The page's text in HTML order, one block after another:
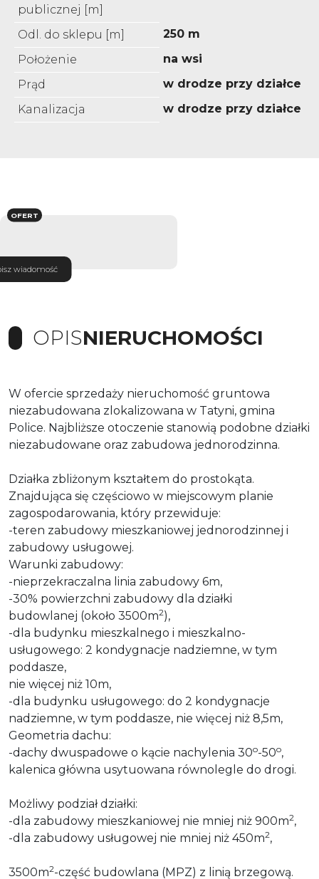
publicznej [m]
Odl. do sklepu [m]
250 m
Położenie
na wsi
Prąd
w drodze przy działce
Kanalizacja
w drodze przy działce
wiadomość
OFERT
OPISNIERUCHOMOŚCI
W ofercie sprzedaży nieruchomość gruntowa
niezabudowana zlokalizowana w Tatyni, gmina
Police. Najbliższe otoczenie stanowią podobne działki
niezabudowane oraz zabudowa jednorodzinna.
Działka zbliżonym kształtem do prostokąta.
Znajdująca się częściowo w miejscowym planie
zagospodarowania, który przewiduje:
-teren zabudowy mieszkaniowej jednorodzinnej i
zabudowy usługowej.
Warunki zabudowy:
-nieprzekraczalna linia zabudowy 6m,
-30% powierzchni zabudowy dla działki
budowlanej (około 3500m2),
-dla budynku mieszkalnego i mieszkalno-
usługowego: 2 kondygnacje nadziemne, w tym
poddasze,
nie więcej niż 10m,
-dla budynku usługowego: do 2 kondygnacje
nadziemne, w tym poddasze, nie więcej niż 8,5m,
Geometria dachu:
-dachy dwuspadowe o kącie nachylenia 30o-50o,
kalenica główna usytuowana równolegle do drogi.
Możliwy podział działki:
-dla zabudowy mieszkaniowej nie mniej niż 900m2,
-dla zabudowy usługowej nie mniej niż 450m2,
3500m2-część budowlana (MPZ) z linią brzegową.